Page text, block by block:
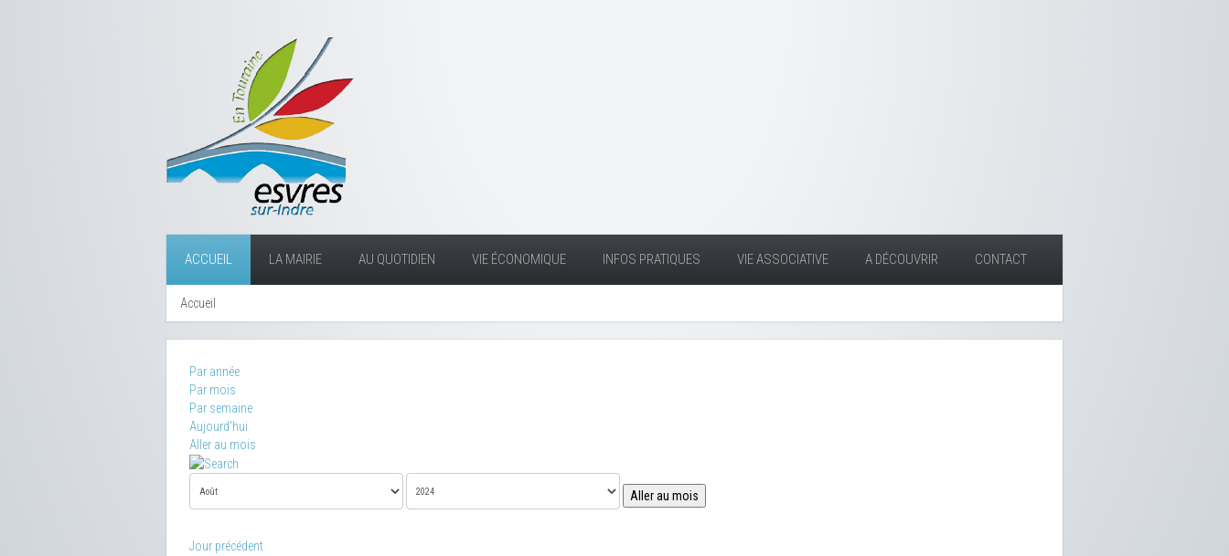
ACCUEIL LA MAIRIE AU QUOTIDIEN VIE ÉCONOMIQUE INFOS PRATIQUES VIE ASSOCIATIVE A DÉCOUVRIR CONTACT
Accueil
Par année
Par mois
Par semaine
Aujourd'hui
Aller au mois
Aller au mois
Jour précédent